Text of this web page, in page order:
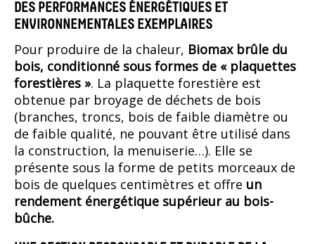
DES PERFORMANCES ÉNERGÉTIQUES ET
ENVIRONNEMENTALES EXEMPLAIRES
Pour produire de la chaleur, Biomax brûle du
bois, conditionné sous formes de « plaquettes
forestières ». La plaquette forestière est
obtenue par broyage de déchets de bois
(branches, troncs, bois de faible diamètre ou
de faible qualité, ne pouvant être utilisé dans
la construction, la menuiserie…). Elle se
présente sous la forme de petits morceaux de
bois de quelques centimètres et offre un
rendement énergétique supérieur au bois-
bûche.